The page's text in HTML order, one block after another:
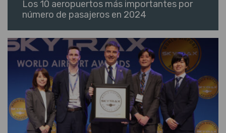
Los 10 aeropuertos más importantes por
número de pasajeros en 2024